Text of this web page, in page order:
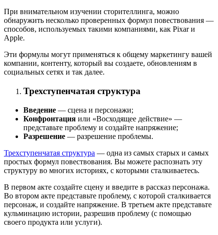
При внимательном изучении сторителлинга, можно
обнаружить несколько проверенных формул повествования —
способов, используемых такими компаниями, как Pixar и
Apple.
Эти формулы могут применяться к общему маркетингу вашей
компании, контенту, который вы создаете, обновлениям в
социальных сетях и так далее.
Трехступенчатая структура
Введение — сцена и персонажи;
Конфронтация или «Восходящее действие» —
представьте проблему и создайте напряжение;
Разрешение — разрешение проблемы.
Трехступенчатая структура — одна из самых старых и самых
простых формул повествования. Вы можете распознать эту
структуру во многих историях, с которыми сталкиваетесь.
В первом акте создайте сцену и введите в рассказ персонажа.
Во втором акте представьте проблему, с которой сталкивается
персонаж, и создайте напряжение. В третьем акте представьте
кульминацию истории, разрешив проблему (с помощью
своего продукта или услуги).